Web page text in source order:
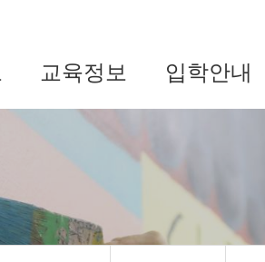
교육정보 입학안내